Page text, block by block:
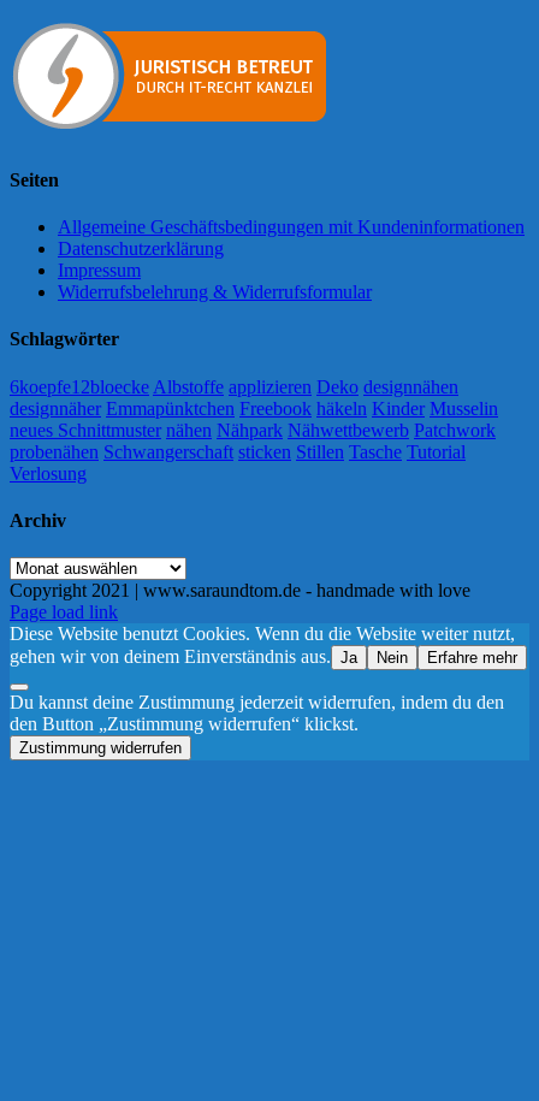
Seiten
Allgemeine Geschäftsbedingungen mit Kundeninformationen
Datenschutzerklärung
Impressum
Widerrufsbelehrung & Widerrufsformular
Schlagwörter
6koepfe12bloecke Albstoffe applizieren Deko designnähen
designnäher Emmapünktchen Freebook häkeln Kinder Musselin
neues Schnittmuster nähen Nähpark Nähwettbewerb Patchwork
probenähen Schwangerschaft sticken Stillen Tasche Tutorial
Verlosung
Archiv
Archiv
Copyright 2021 | www.saraundtom.de - handmade with love
Instagram
Page load link
Diese Website benutzt Cookies. Wenn du die Website weiter nutzt,
gehen wir von deinem Einverständnis aus. Ja Nein Erfahre mehr
Du kannst deine Zustimmung jederzeit widerrufen, indem du den
den Button „Zustimmung widerrufen“ klickst.
Zustimmung widerrufen